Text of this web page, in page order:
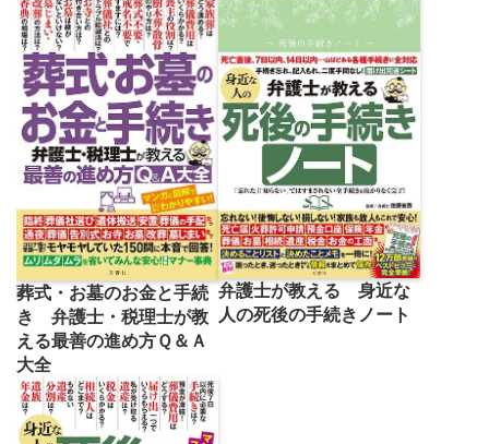
葬式・お墓のお金と手続
き 弁護士・税理士が教
える最善の進め方Ｑ＆Ａ
大全
弁護士が教える 身近な
人の死後の手続きノート